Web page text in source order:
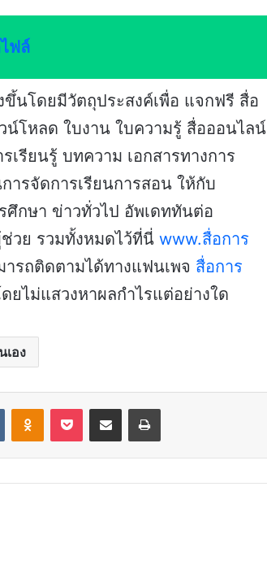
ฟล์
ขึ้นโดยมีวัตถุประสงค์เพื่อ แจกฟรี สื่อ
โหลด ใบงาน ใบความรู้ สื่อออนไลน์
รียนรู้ บทความ เอกสารทางการ
ารจัดการเรียนการสอน ให้กับ
ศึกษา ข่าวทั่วไป อัพเดททันต่อ
วย รวมทั้งหมดไว้ที่นี่ www.สื่อการ
ารถติดตามได้ทางแฟนเพจ สื่อการ
ไม่แสวงหาผลกำไรแต่อย่างใด
อง
VKontakteOdnoklassniki
Pocket Share via Email Print